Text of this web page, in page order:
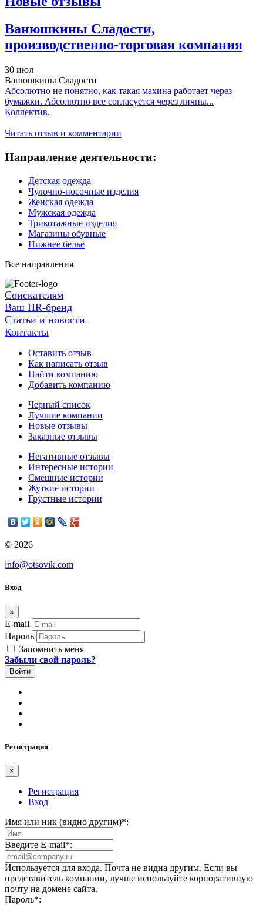
Ванюшкины Сладости,
производственно-торговая компания
30 июл
Ванюшкины Сладости
Абсолютно не понятно, как такая махина работает через
бумажки. Абсолютно все согласуется через личны...
Коллектив.
Читать отзыв и комментарии
Направление деятельности:
Детская одежда
Чулочно-носочные изделия
Женская одежда
Мужская одежда
Трикотажные изделия
Магазины обувные
Нижнее бельё
Все направления
Соискателям
Ваш HR-бренд
Статьи и новости
Контакты
Оставить отзыв
Как написать отзыв
Найти компанию
Добавить компанию
Черный список
Лучшие компании
Новые отзывы
Заказные отзывы
Негативные отзывы
Интересные истории
Смешные истории
Жуткие истории
Грустные истории
© 2026
info@otsovik.com
Вход
×
E-mail
Пароль
Запомнить меня
Забыли свой пароль?
Регистрация
×
Регистрация
Вход
Имя или ник (видно другим)*:
Введите E-mail*:
Используется для входа. Почта не видна другим. Если вы
представитель компании, лучше используйте корпоративную
почту на домене сайта.
Пароль*: